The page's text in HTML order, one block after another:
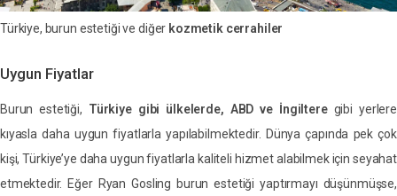
Türkiye, burun estetiği ve diğer kozmetik cerrahiler
Uygun Fiyatlar
Burun estetiği, Türkiye gibi ülkelerde, ABD ve İngilteregibi yerlere
kıyasla daha uygun fiyatlarla yapılabilmektedir. Dünya çapında pek çok
kişi, Türkiye’ye daha uygun fiyatlarla kaliteli hizmet alabilmek için seyahat
etmektedir. Eğer Ryan Gosling burun estetiği yaptırmayı düşünmüşse,